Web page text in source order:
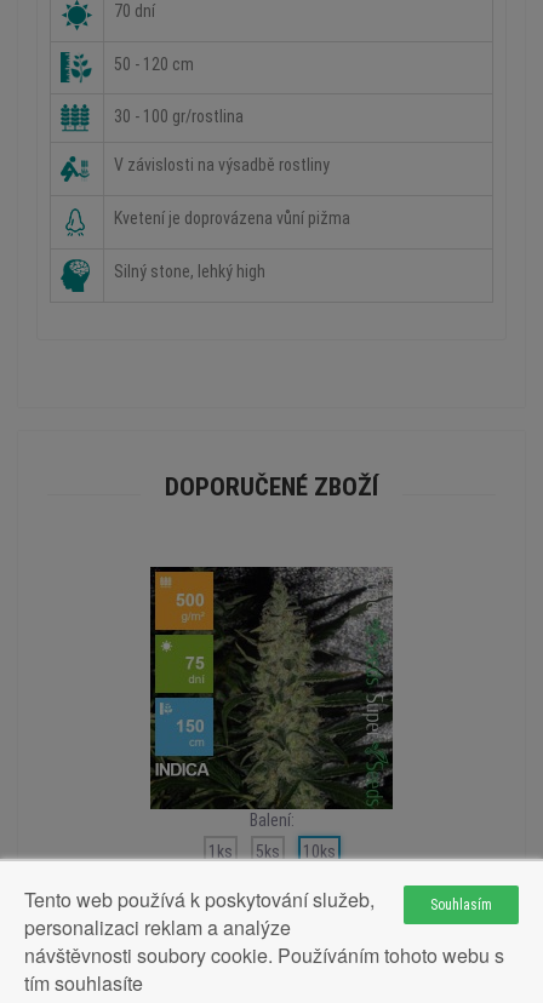
70 dní
50 - 120 cm
30 - 100 gr/rostlina
V závislosti na výsadbě rostliny
Kvetení je doprovázena vůní pižma
Silný stone, lehký high
DOPORUČENÉ ZBOŽÍ
Balení:
1ks
5ks 10ks
Auto Super Skunk Feminised 10ks
Souhlasím
Tento web používá k poskytování služeb,
personalizaci reklam a analýze
návštěvnosti soubory cookie. Používáním tohoto webu s
tím souhlasíte